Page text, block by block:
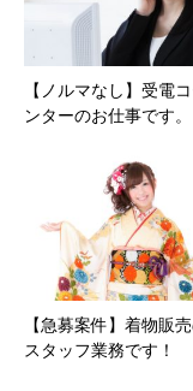
【ノルマなし】受電
ンターのお仕事です。
【急募案件】着物販
スタッフ業務です！